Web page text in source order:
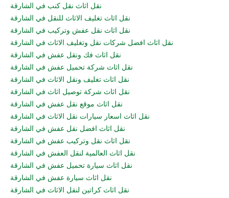
نقل اثاث نقل كنب في الشارقة
نقل اثاث تغليف الاثاث للنقل في الشارقة
نقل اثاث نقل عفش وتركيب في الشارقة
نقل اثاث افضل شركات نقل وتغليف الاثاث في الشارقة
نقل اثاث فك ونقل عفش في الشارقة
نقل اثاث شركة تحميل عفش في الشارقة
نقل اثاث تغليف ونقل الاثاث في الشارقة
نقل اثاث شركة توصيل اثاث في الشارقة
نقل اثاث موقع نقل عفش في الشارقة
نقل اثاث اسعار سيارات نقل الاثاث في الشارقة
نقل اثاث افضل نقل عفش في الشارقة
نقل اثاث نقل وتركيب عفش في الشارقة
نقل اثاث العالمية لنقل العفش في الشارقة
نقل اثاث سيارة تحميل عفش في الشارقة
نقل اثاث سيارة عفش في الشارقة
نقل اثاث كراتين لنقل الاثاث في الشارقة